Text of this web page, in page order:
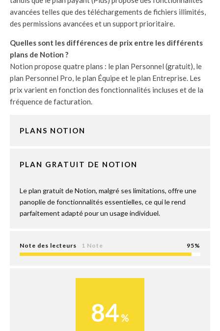
avancées telles que des téléchargements de fichiers illimités,
des permissions avancées et un support prioritaire.
Quelles sont les différences de prix entre les différents
plans de Notion ?
Notion propose quatre plans : le plan Personnel (gratuit), le
plan Personnel Pro, le plan Équipe et le plan Entreprise. Les
prix varient en fonction des fonctionnalités incluses et de la
fréquence de facturation.
PLANS NOTION
PLAN GRATUIT DE NOTION
Le plan gratuit de Notion, malgré ses limitations, offre une
panoplie de fonctionnalités essentielles, ce qui le rend
parfaitement adapté pour un usage individuel.
Note des lecteurs 1 Note 95
84